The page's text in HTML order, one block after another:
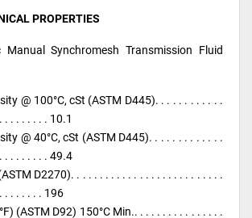
PROPERTIES
Manual Synchromesh Transmission Fluid
@ 100°C, cSt (ASTM D445). . . . . . . . . . . .
. . . . . . . . 10.1
@ 40°C, cSt (ASTM D445). . . . . . . . . . . . .
. . . . . . . . 49.4
D2270). . . . . . . . . . . . . . . . . . . . . . . . . . .
. . . . . . . 196
(ASTM D92) 150°C Min.. . . . . . . . . . . . . . . .